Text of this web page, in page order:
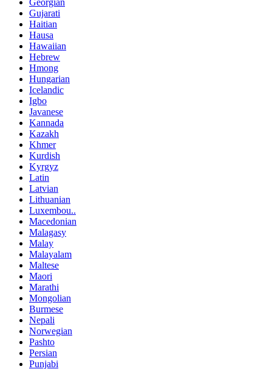
Georgian
Gujarati
Haitian
Hausa
Hawaiian
Hebrew
Hmong
Hungarian
Icelandic
Igbo
Javanese
Kannada
Kazakh
Khmer
Kurdish
Kyrgyz
Latin
Latvian
Lithuanian
Luxembou..
Macedonian
Malagasy
Malay
Malayalam
Maltese
Maori
Marathi
Mongolian
Burmese
Nepali
Norwegian
Pashto
Persian
Punjabi